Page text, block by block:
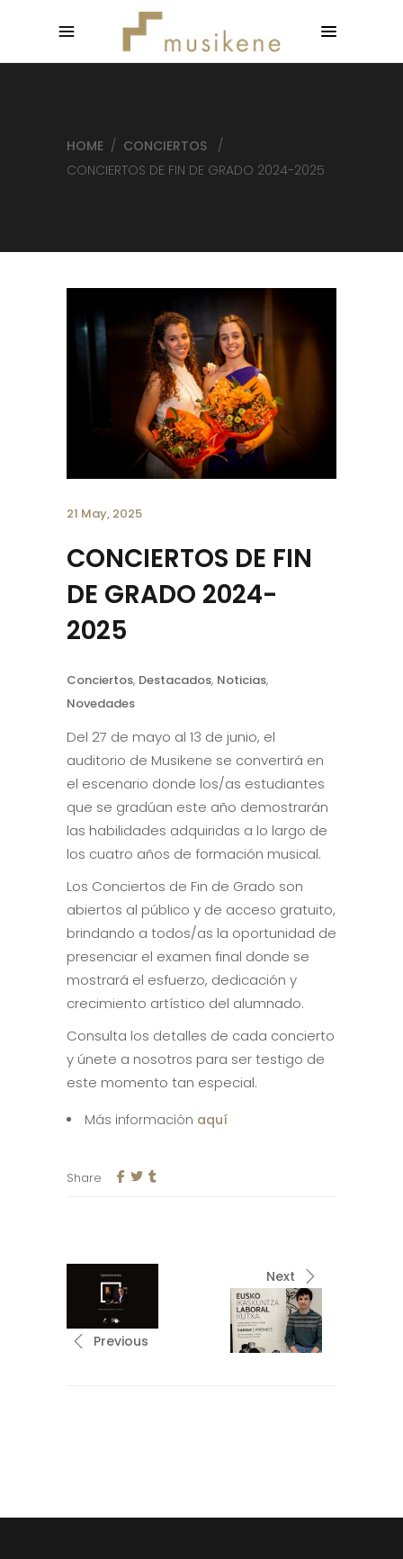
HOME / CONCIERTOS
/
CONCIERTOS DE FIN DE GRADO 2024-2025
21 May, 2025
CONCIERTOS DE FIN
DE GRADO 2024-
2025
Conciertos, Destacados, Noticias,
Novedades
Del 27 de mayo al 13 de junio, el
auditorio de Musikene se convertirá en
el escenario donde los/as estudiantes
que se gradúan este año demostrarán
las habilidades adquiridas a lo largo de
los cuatro años de formación musical.
Los Conciertos de Fin de Grado son
abiertos al público y de acceso gratuito,
brindando a todos/as la oportunidad de
presenciar el examen final donde se
mostrará el esfuerzo, dedicación y
crecimiento artístico del alumnado.
Consulta los detalles de cada concierto
y únete a nosotros para ser testigo de
este momento tan especial.
Más información aquí
Share
Previous
Next